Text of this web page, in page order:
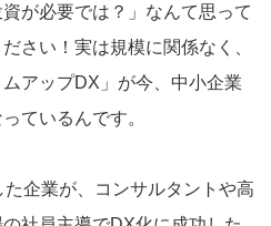
が必要では？」なんて思って
さい！実は規模に関係なく、
アップDX」が今、中小企業
ているんです。
企業が、コンサルタントや高